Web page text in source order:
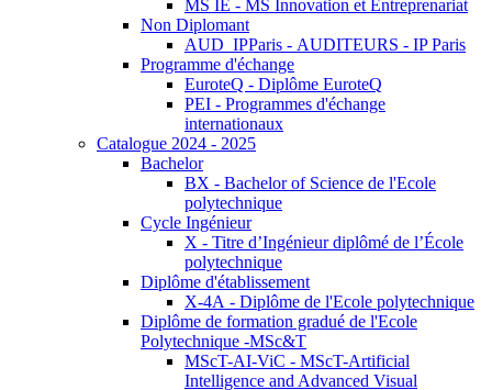
MS IE - MS Innovation et Entreprenariat
Non Diplomant
AUD_IPParis - AUDITEURS - IP Paris
Programme d'échange
EuroteQ - Diplôme EuroteQ
PEI - Programmes d'échange
internationaux
Catalogue 2024 - 2025
Bachelor
BX - Bachelor of Science de l'Ecole
polytechnique
Cycle Ingénieur
X - Titre d’Ingénieur diplômé de l’École
polytechnique
Diplôme d'établissement
X-4A - Diplôme de l'Ecole polytechnique
Diplôme de formation gradué de l'Ecole
Polytechnique -MSc&T
MScT-AI-ViC - MScT-Artificial
Intelligence and Advanced Visual